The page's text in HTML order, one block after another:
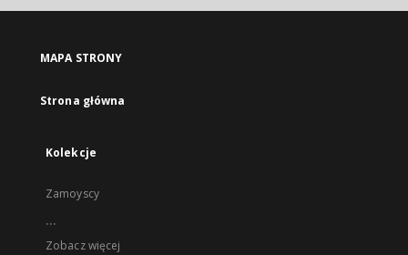
MAPA STRONY
Strona główna
Kolekcje
Zamoyscy
...
Zobacz więcej